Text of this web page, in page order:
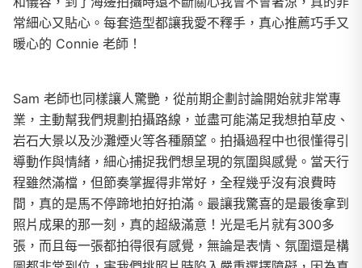
常細心又貼心。每套造型都讓我愛不釋手，真心推薦巧手又
暖心的 Connie 老師！
Sam 老師也同樣讓人驚艷，從前期企劃討論開始就非常專
業，主動幫我們規劃拍攝路線，並盡可能滿足我想拍草皮、
岩石大景以及沙灘煙火等各種願望。拍攝過程中也很懂得引
導動作與情緒，細心捕捉我們想呈現的氛圍與感覺。當天行
程雖然滿檔，但節奏掌握得非常好，全程幾乎沒有浪費時
間，真的是馬不停蹄地拍好拍滿。最讓我驚喜的是最後拿到
照片成果的那一刻，真的超級滿意！光是毛片就有300多
張，而且每一張都拍得很有感覺，無論是表情、氛圍還是構